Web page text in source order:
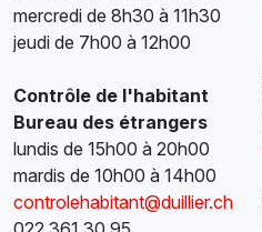
mercredi de 8h30 à 11h30
jeudi de 7h00 à 12h00
Contrôle de l'habitant
Bureau des étrangers
lundis de 15h00 à 20h00
mardis de 10h00 à 14h00
controlehabitant@duillier.ch